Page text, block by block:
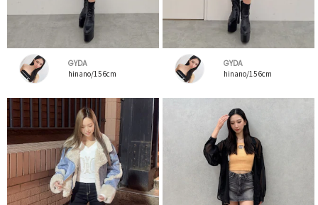
GYDA
hinano/156cm
GYDA
hinano/156cm